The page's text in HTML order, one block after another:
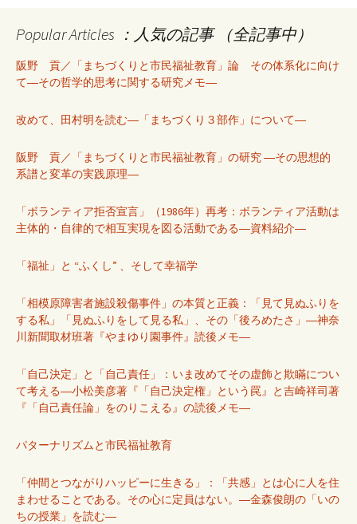
Popular Articles ：人気の記事 （全記事中）
阪野 貢／「まちづくりと市民福祉教育」論 その体系化に向け
て―その哲学的思考に関する研究メモ―
改めて、田村明を読む―「まちづくり３部作」について―
阪野 貢／「まちづくりと市民福祉教育」の研究 ―その思想的
系譜と変革の実践原理―
「ボランティア拒否宣言」（1986年）再考：ボランティア活動は
主体的・自律的で相互実現を図る活動である―資料紹介―
「福祉」と “ふくし” 、そして幸福学
「相模原障害者施設殺傷事件」の本質と正義：「見て見ぬふりを
する私」「見ぬふりをして見る私」、その「後ろめたさ」―神奈
川新聞取材班著『やまゆり園事件』読後メモ―
「自己決定」と「自己責任」：いま改めてその虚飾と欺瞞につい
て考える―小松美彦著『「自己決定権」という罠』と吉崎祥司著
『「自己責任論」をのりこえる』の読後メモ―
パターナリズムと市民福祉教育
「仲間とつながりハッピーに生きる」：「共感」とは心に人を住
まわせることである。その心に定員はない。―金森俊朗の「いの
ちの授業」を読む―